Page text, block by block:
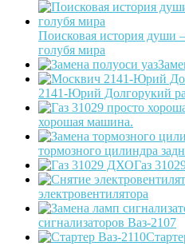
Поисковая история души
голубя мира
2141-Юрий Долгорукий
хорошая машина.
тормозного цилиндра
Газ
электровентилятора
сигнализаторов Ваз-2107